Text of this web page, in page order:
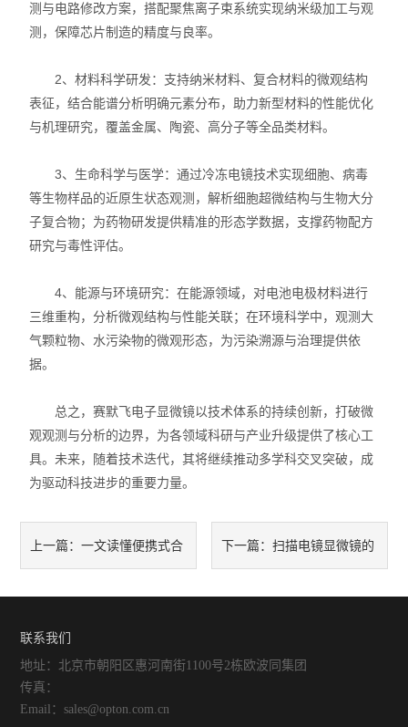
测与电路修改方案，搭配聚焦离子束系统实现纳米级加工与观
测，保障芯片制造的精度与良率。
2、材料科学研发：支持纳米材料、复合材料的微观结构
表征，结合能谱分析明确元素分布，助力新型材料的性能优化
与机理研究，覆盖金属、陶瓷、高分子等全品类材料。
3、生命科学与医学：通过冷冻电镜技术实现细胞、病毒
等生物样品的近原生状态观测，解析细胞超微结构与生物大分
子复合物；为药物研发提供精准的形态学数据，支撑药物配方
研究与毒性评估。
4、能源与环境研究：在能源领域，对电池电极材料进行
三维重构，分析微观结构与性能关联；在环境科学中，观测大
气颗粒物、水污染物的微观形态，为污染溯源与治理提供依
据。
总之，赛默飞电子显微镜以技术体系的持续创新，打破微
观观测与分析的边界，为各领域科研与产业升级提供了核心工
具。未来，随着技术迭代，其将继续推动多学科交叉突破，成
为驱动科技进步的重要力量。
上一篇：一文读懂便携式合
来源与校准要点
下一篇： 扫描电镜显微镜的
联系我们
地址：北京市朝阳区惠河南街1100号2栋欧波同集团
传真：
Email：sales@opton.com.cn